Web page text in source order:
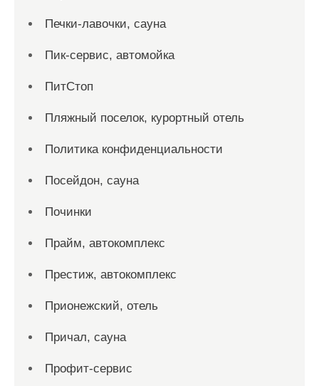
Печки-лавочки, сауна
Пик-сервис, автомойка
ПитСтоп
Пляжный поселок, курортный отель
Политика конфиденциальности
Посейдон, сауна
Починки
Прайм, автокомплекс
Престиж, автокомплекс
Прионежский, отель
Причал, сауна
Профит-сервис